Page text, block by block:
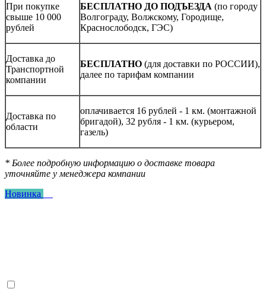
При покупке
свыше 10 000
рублей
БЕСПЛАТНО ДО ПОДЪЕЗДА (по городу
Волгограду, Волжскому, Городище,
Краснослободск, ГЭС)
Доставка до
Транспортной
компании
БЕСПЛАТНО (для доставки по РОССИИ),
далее по тарифам компании
Доставка по
области
оплачивается 16 рублей - 1 км. (монтажной
бригадой), 32 рубля - 1 км. (курьером,
газель)
* Более подробную информацию о доставке товара
уточняйте у менеджера компании
Новинка